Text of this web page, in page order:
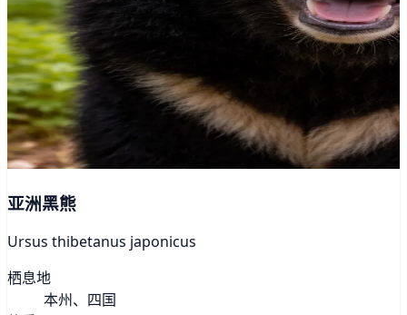
亚洲黑熊
Ursus thibetanus japonicus
栖息地
本州、四国